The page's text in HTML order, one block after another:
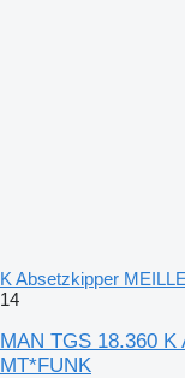
K Absetzkipper
14
MAN TGS 18.360
MT*FUNK